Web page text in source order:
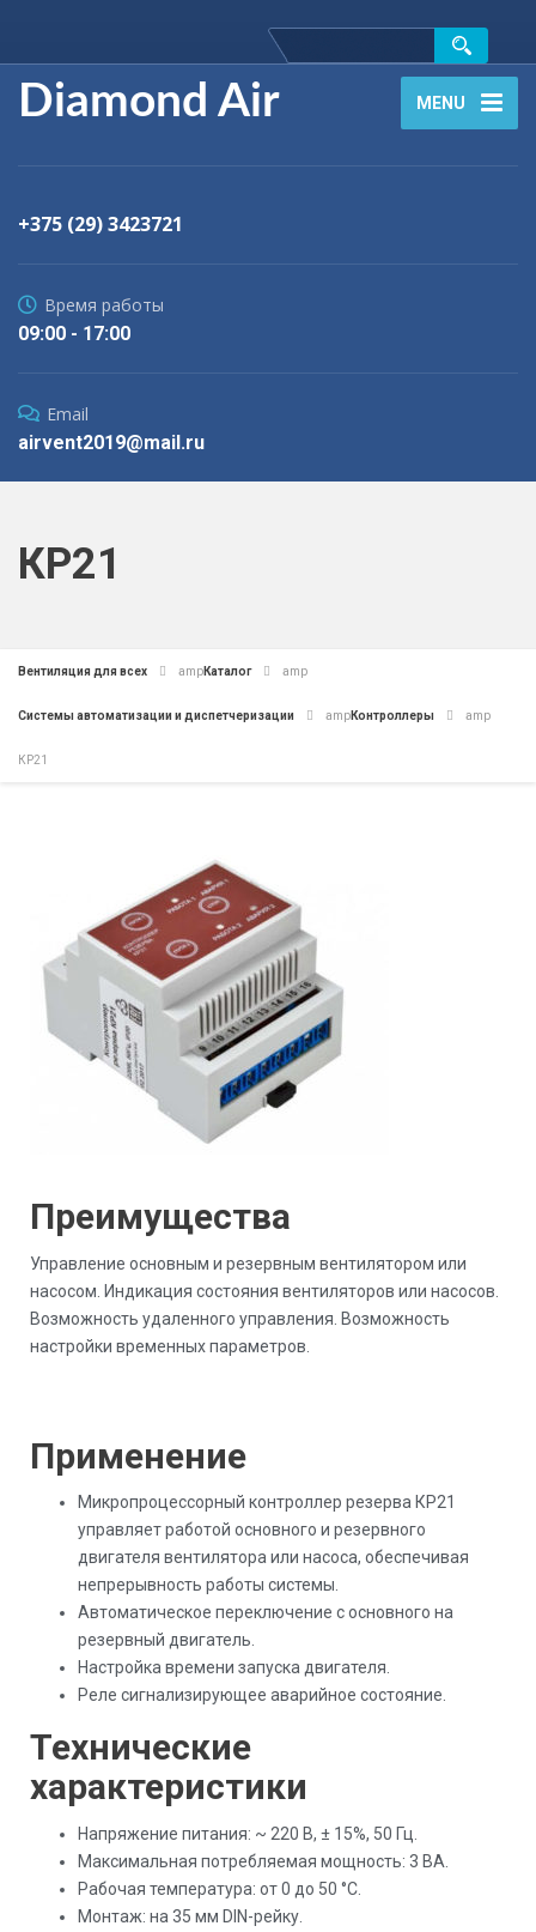
Diamond Air MENU
+375 (29) 3423721
Время работы
09:00 - 17:00
Email
airvent2019@mail.ru
КР21
Вентиляция для всех ampКаталог amp
Системы автоматизации и диспетчеризации ampКонтроллеры amp
КР21
Преимущества
Управление основным и резервным вентилятором или
насосом. Индикация состояния вентиляторов или насосов.
Возможность удаленного управления. Возможность
настройки временных параметров.
Применение
Микропроцессорный контроллер резерва КР21
управляет работой основного и резервного
двигателя вентилятора или насоса, обеспечивая
непрерывность работы системы.
Автоматическое переключение с основного на
резервный двигатель.
Настройка времени запуска двигателя.
Реле сигнализирующее аварийное состояние.
Технические
характеристики
Напряжение питания: ~ 220 В, ± 15%, 50 Гц.
Максимальная потребляемая мощность: 3 ВА.
Рабочая температура: от 0 до 50 °С.
Монтаж: на 35 мм DIN-рейку.